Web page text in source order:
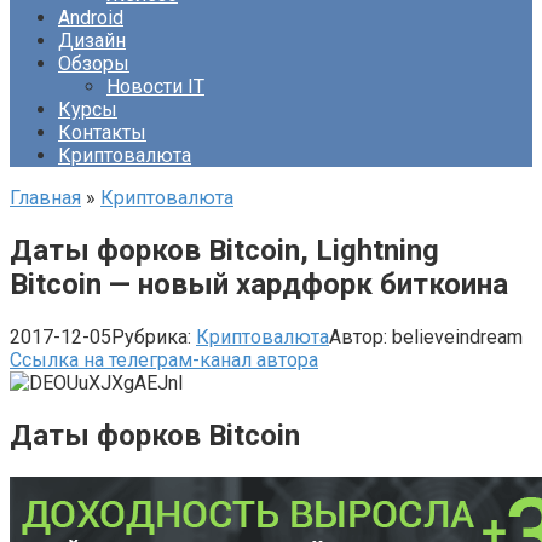
Android
Дизайн
Обзоры
Новости IT
Курсы
Контакты
Криптовалюта
Главная » Криптовалюта
Даты форков Bitcoin, Lightning
Bitcoin — новый хардфорк биткоина
2017-12-05Рубрика: КриптовалютаАвтор: believeindream
Ссылка на телеграм-канал автора
Даты форков Bitcoin